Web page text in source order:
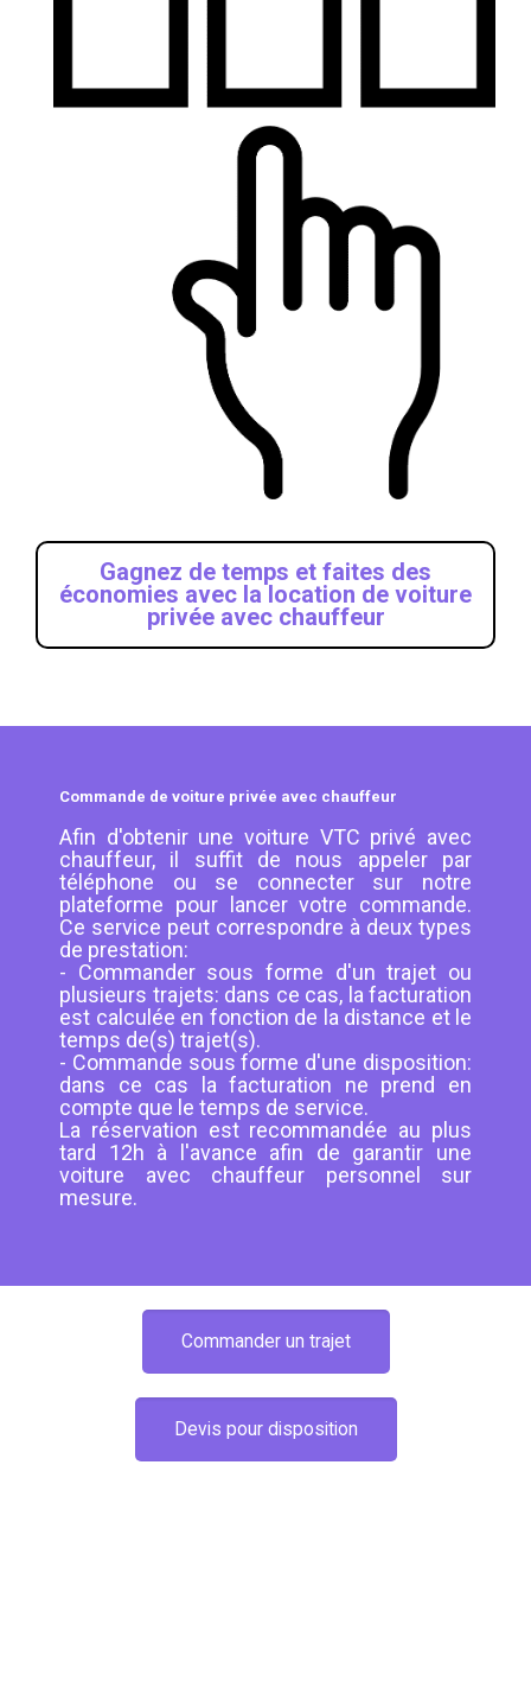
Gagnez de temps et faites des
économies avec la location de voiture
privée avec chauffeur
Commande de voiture privée avec chauffeur
Afin d'obtenir une voiture VTC privé avec
chauffeur, il suffit de nous appeler par
téléphone ou se connecter sur notre
plateforme pour lancer votre commande.
Ce service peut correspondre à deux types
de prestation:
- Commander sous forme d'un trajet ou
plusieurs trajets: dans ce cas, la facturation
est calculée en fonction de la distance et le
temps de(s) trajet(s).
- Commande sous forme d'une disposition:
dans ce cas la facturation ne prend en
compte que le temps de service.
La réservation est recommandée au plus
tard 12h à l'avance afin de garantir une
voiture avec chauffeur personnel sur
mesure.
Commander un trajet
Devis pour disposition